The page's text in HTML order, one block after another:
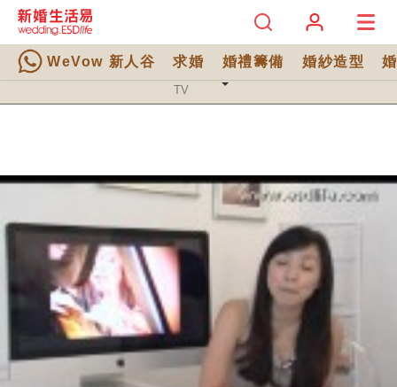
WeVow 新人谷 求婚 婚禮籌備 婚紗造型
TV 分類
TV